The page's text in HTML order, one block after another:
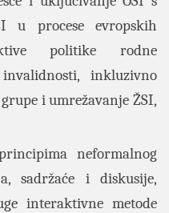
u procese evropskih
politike rodne
inkluzivno
i umrežavanje ŽSI,
neformalnog
sadržaće i diskusije,
interaktivne metode